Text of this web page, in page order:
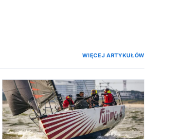
WIĘCEJ ARTYKUŁÓW